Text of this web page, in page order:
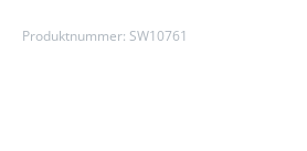
Produktnummer: SW10761